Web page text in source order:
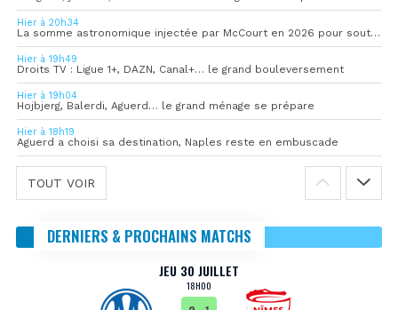
Hier à 20h34
La somme astronomique injectée par McCourt en 2026 pour soutenir l’OM
Hier à 19h49
Droits TV : Ligue 1+, DAZN, Canal+… le grand bouleversement
Hier à 19h04
Hojbjerg, Balerdi, Aguerd… le grand ménage se prépare
Hier à 18h19
Aguerd a choisi sa destination, Naples reste en embuscade
TOUT VOIR
DERNIERS & PROCHAINS MATCHS
JEU 30 JUILLET
18H00